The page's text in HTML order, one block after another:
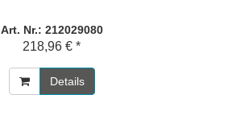
Art. Nr.: 212029080
218,96 € *
Details